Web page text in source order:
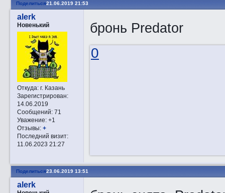
Поделиться21.06.2019 21:53
alerk
Новенький
Откуда:г. Казань
Зарегистрирован:
14.06.2019
Сообщений:71
Уважение: +1
Отзывы: +
Последний визит:
11.06.2023 21:27
бронь Predator
0
Поделиться23.06.2019 13:51
alerk